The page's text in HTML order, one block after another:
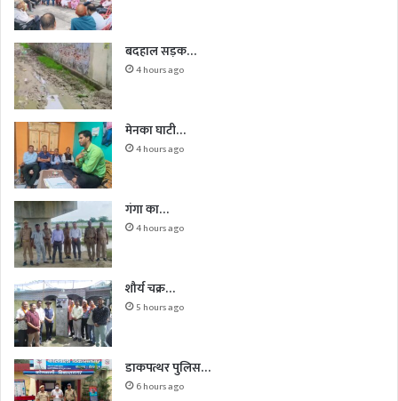
बदहाल सड़क…
4 hours ago
मेनका घाटी…
4 hours ago
गंगा का…
4 hours ago
शौर्य चक्र…
5 hours ago
डाकपत्थर पुलिस…
6 hours ago